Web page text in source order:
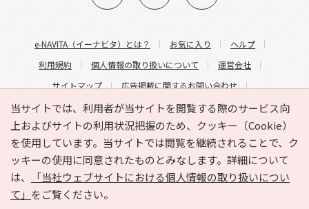
当サイトでは、利用者が当サイトを閲覧する際のサービス向
上およびサイトの利用状況把握のため、クッキー（Cookie）
を使用しています。当サイトでは閲覧を継続されることで、ク
ッキーの使用に同意されたものとみなします。詳細について
は、
「当社ウェブサイトにおける個人情報の取り扱いについ
て」 をご覧ください。
e-NAVITA（イーナビタ）とは？ お気に入り
ヘルプ
利用規約
個人情報の取り扱いについて
運営会社
サイトマップ
広告掲載に関するお問い合わせ
サイトの内容に関するお問い合わせ
Copyright © HYOJITO.Co.,Ltd. All Rights Reserved.